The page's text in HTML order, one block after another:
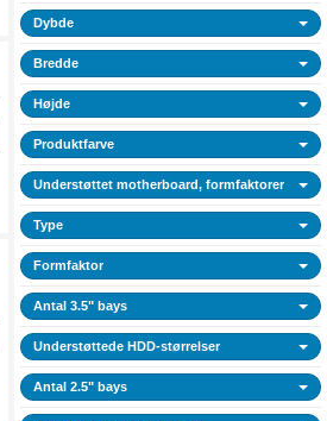
Dybde
Bredde
Højde
Produktfarve
Understøttet motherboard, formfaktorer
Type
Formfaktor
Antal 3.5" bays
Understøttede HDD-størrelser
Antal 2.5" bays